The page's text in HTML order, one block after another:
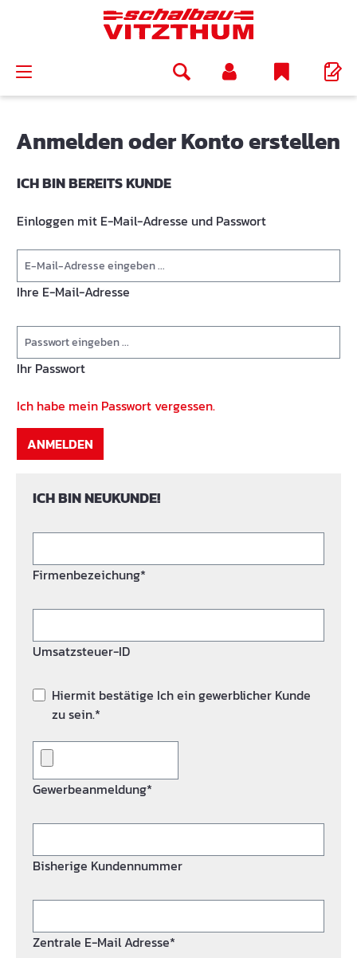
Anmelden oder Konto erstellen
ICH BIN BEREITS KUNDE
Einloggen mit E-Mail-Adresse und Passwort
Ihre E-Mail-Adresse
Ihr Passwort
Ich habe mein Passwort vergessen.
ANMELDEN
ICH BIN NEUKUNDE!
Firmenbezeichung*
Umsatzsteuer-ID
Hiermit bestätige Ich ein gewerblicher Kunde
zu sein.*
Gewerbeanmeldung*
Bisherige Kundennummer
Zentrale E-Mail Adresse*